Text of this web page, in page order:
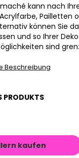
kann nach
Pailletten
können Sie
und so Ihrer
sind
Beschreibung
PRODUKTS
kaufen